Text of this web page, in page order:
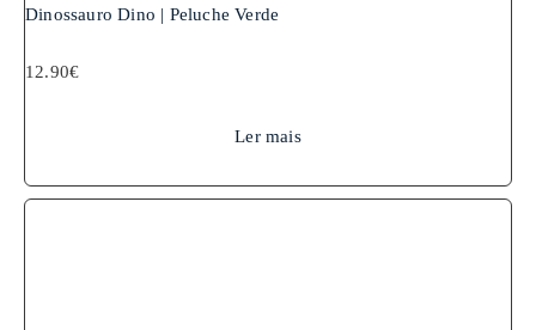
Dinossauro Dino | Peluche Verde
12.90€
Ler mais